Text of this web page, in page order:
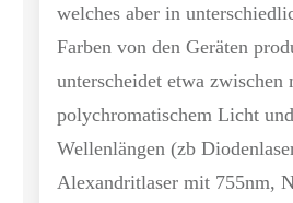
welches aber in
Farben von den Geräten
unterscheidet etwa zwischen
polychromatischem Licht
Wellenlängen (zb
Alexandritlaser mit 755nm,